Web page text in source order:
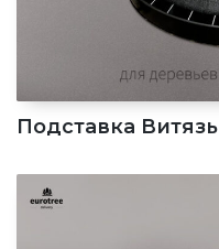
Подставка Витязь